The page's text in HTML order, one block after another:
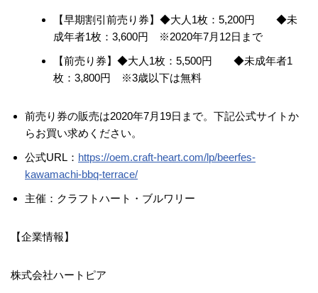
【早期割引前売り券】◆大人1枚：5,200円 ◆未
成年者1枚：3,600円 ※2020年7月12日まで
【前売り券】◆大人1枚：5,500円 ◆未成年者1
枚：3,800円 ※3歳以下は無料
前売り券の販売は2020年7月19日まで。下記公式サイトか
らお買い求めください。
公式URL： https://oem.craft-heart.com/lp/beerfes-
kawamachi-bbq-terrace/
主催：クラフトハート・ブルワリー
【企業情報】
株式会社ハートピア